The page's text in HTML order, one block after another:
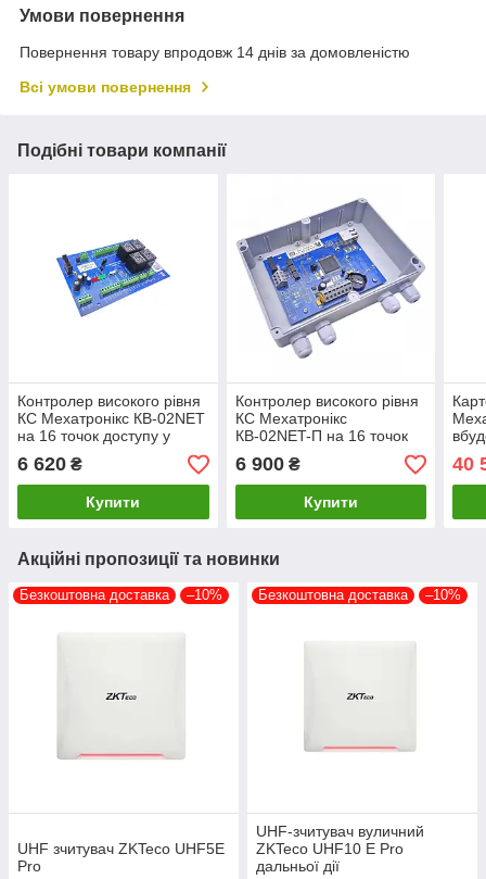
Умови повернення
Повернення товару впродовж 14 днів за домовленістю
Всі умови повернення
Подібні товари компанії
Контролер високого рівня
КС Мехатронікс КВ-02NET
на 16 точок доступу у
складі STOP-Net 4.0
6 620 ₴
Купити
Контролер високого рівня
КС Мехатронікс
КВ-02NET-П на 16 точок
доступу у складі STOP-Net
4.0
6 900₴
Купити
Net
40
Акційні пропозиції та новинки
Безкоштовна доставка –10%
UHF зчитувач ZKTeco UHF5E
Pro
Безкоштовна доставка –10%
UHF-зчитувач вуличний
ZKTeco UHF10 E Pro
дальньої дії